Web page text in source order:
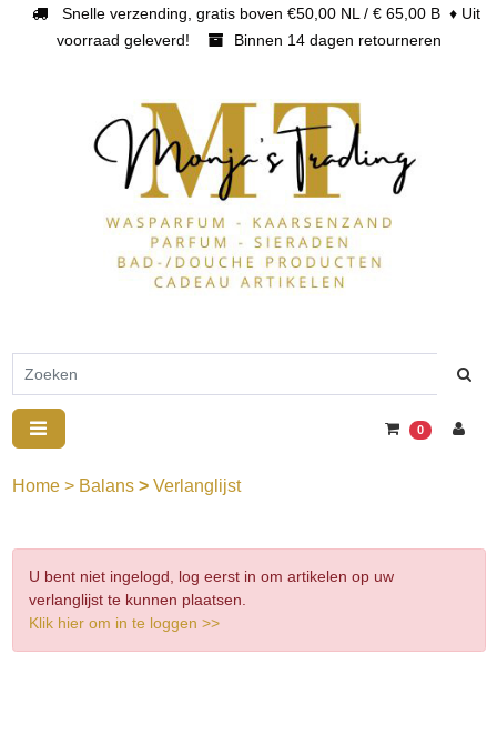
Snelle verzending, gratis boven €50,00 NL / € 65,00 B ♦ Uit
voorraad geleverd!
Binnen 14 dagen retourneren
0
Home > Balans > Verlanglijst
U bent niet ingelogd, log eerst in om artikelen op uw
verlanglijst te kunnen plaatsen.
Klik hier om in te loggen >>